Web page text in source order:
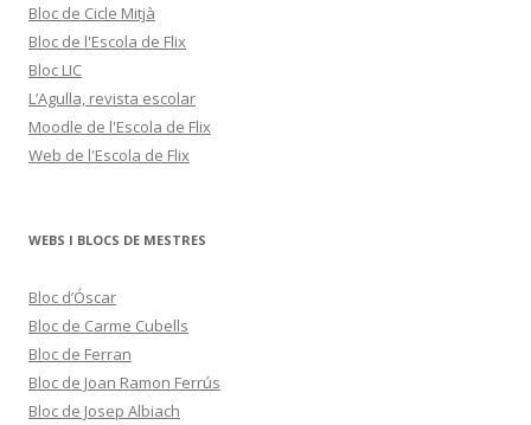
Bloc de Cicle Mitjà
Bloc de l'Escola de Flix
Bloc LIC
L’Agulla, revista escolar
Moodle de l'Escola de Flix
Web de l'Escola de Flix
WEBS I BLOCS DE MESTRES
Bloc d’Óscar
Bloc de Carme Cubells
Bloc de Ferran
Bloc de Joan Ramon Ferrús
Bloc de Josep Albiach